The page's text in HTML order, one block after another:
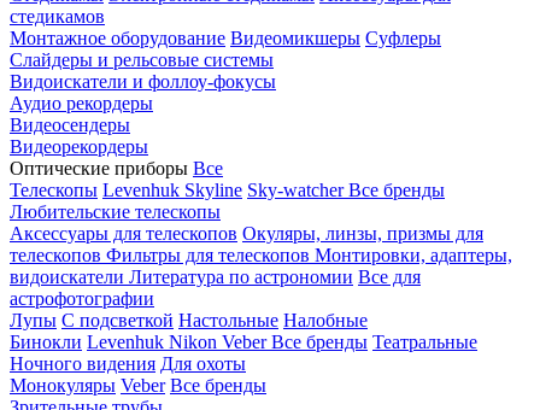
стедикамов
Монтажное оборудование Видеомикшеры Суфлеры
Слайдеры и рельсовые системы
Видоискатели и фоллоу-фокусы
Аудио рекордеры
Видеосендеры
Видеорекордеры
Оптические приборы Все
Телескопы Levenhuk Skyline Sky-watcherВсе бренды
Любительские телескопы
Аксессуары для телескопов Окуляры, линзы, призмы для
телескопов Фильтры для телескопов Монтировки, адаптеры,
видоискатели Литература по астрономии Все для
астрофотографии
Лупы С подсветкой Настольные Налобные
Бинокли Levenhuk Nikon VeberВсе бренды Театральные
Ночного видения Для охоты
Монокуляры Veber Все бренды